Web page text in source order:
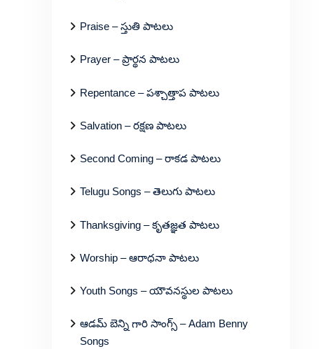
Praise – స్తుతి పాటలు
Prayer – ప్రార్థన పాటలు
Repentance – పశ్చాత్తాప పాటలు
Salvation – రక్షణ పాటలు
Second Coming – రాకడ పాటలు
Telugu Songs – తెలుగు పాటలు
Thanksgiving – కృతజ్ఞత పాటలు
Worship – ఆరాధనా పాటలు
Youth Songs – యౌవనస్థుల పాటలు
ఆడమ్ బెన్ని గారి సాంగ్స్ – Adam Benny
Songs